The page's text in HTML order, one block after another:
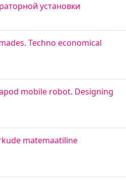
установки
Techno economical
mobile robot. Designing
matemaatiline